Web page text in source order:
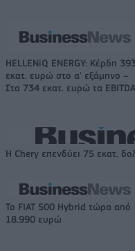
HELLENiQ ENERGY: Κέρδη 393
εκατ. ευρώ στο α' εξάμηνο –
Στα 734 εκατ. ευρώ τα EBITDA
Η Chery επενδύει 75 εκατ.
Το FIAT 500 Hybrid τώρα από
18.990 ευρώ